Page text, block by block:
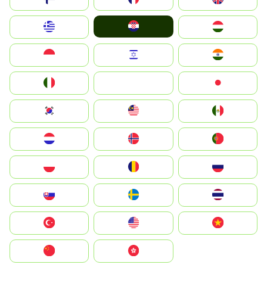
Magyarország
South Korea
United States
中國香港特別行政區